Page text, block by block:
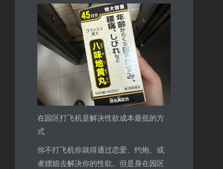
在园区打飞机是解决性欲成本最低的方
式
你不打飞机你就得通过恋爱、约炮、或
者嫖娼去解决你的性欲。但是身在园区